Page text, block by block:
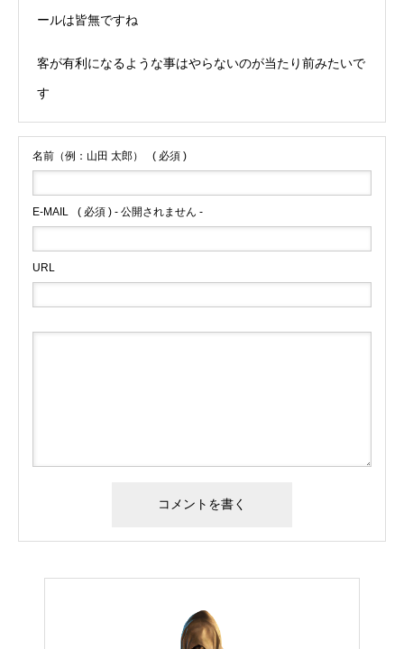
ールは皆無ですね
客が有利になるような事はやらないのが当たり前みたいで
す
名前（例：山田 太郎） ( 必須 )
E-MAIL ( 必須 ) - 公開されません -
URL